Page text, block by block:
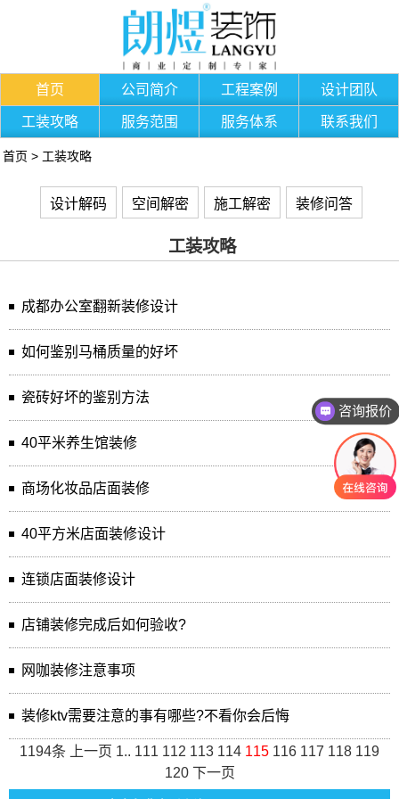
首页 公司简介 工程案例 设计团队
工装攻略 服务范围 服务体系 联系我们
首页 > 工装攻略
设计解码 空间解密 施工解密 装修问答
工装攻略
成都办公室翻新装修设计
如何鉴别马桶质量的好坏
瓷砖好坏的鉴别方法
40平米养生馆装修
商场化妆品店面装修
40平方米店面装修设计
连锁店面装修设计
店铺装修完成后如何验收?
网咖装修注意事项
装修ktv需要注意的事有哪些?不看你会后悔
1194条 上一页 1.. 111 112 113 114 115 116 117 118 119
120 下一页
咨询报价